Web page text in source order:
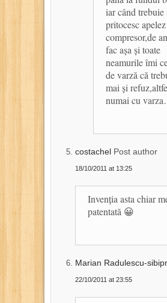
iar când trebuie
pritocesc
compresor,de
fac așa și toate
neamurile îmi
de varză că
mai și
numai cu
costachel Post author
18/10/2011 at 13:25
Invenția asta chiar
patentată 😀
Marian Radulescu-
22/10/2011 at 23:55